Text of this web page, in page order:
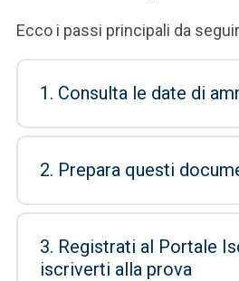
Ecco i passi principali da
1. Consulta le date di
2. Prepara questi
3. Registrati al Portale Iscrizioni per
iscriverti alla prova